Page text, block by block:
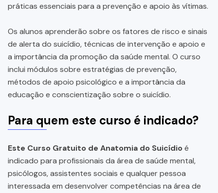
práticas essenciais para a prevenção e apoio às vítimas.
Os alunos aprenderão sobre os fatores de risco e sinais
de alerta do suicídio, técnicas de intervenção e apoio e
a importância da promoção da saúde mental. O curso
inclui módulos sobre estratégias de prevenção,
métodos de apoio psicológico e a importância da
educação e conscientização sobre o suicídio.
Para quem este curso é indicado?
Este Curso Gratuito de Anatomia do Suicídioé
indicado para profissionais da área de saúde mental,
psicólogos, assistentes sociais e qualquer pessoa
interessada em desenvolver competências na área de